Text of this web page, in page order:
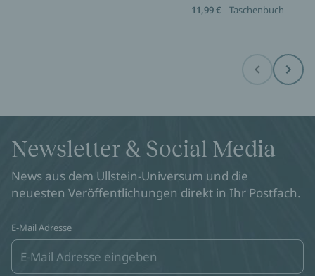
11,99 €
Taschenbuch
Before Next
Newsletter & Social Media
News aus dem Ullstein-Universum und die
neuesten Veröffentlichungen direkt in Ihr Postfach.
E-Mail Adresse